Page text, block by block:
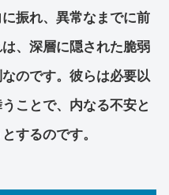
振れ、異常なまでに前
、深層に隠された脆弱
のです。彼らは必要以
ことで、内なる不安と
するのです。